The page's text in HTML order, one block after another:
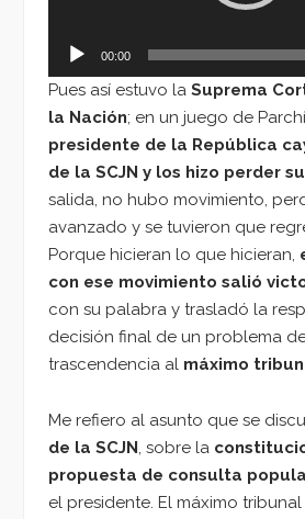
00:00
Pues así estuvo la Suprema
la Nación; en un juego de
presidente de la República
de la SCJN y los hizo perder
salida, no hubo movimiento,
avanzado y se tuvieron que
Porque hicieran lo que hicieran,
con ese movimiento salió
con su palabra y trasladó la
decisión final de un problema
trascendencia al máximo
Me refiero al asunto que se
de la SCJN, sobre la
propuesta de consulta
el presidente. El máximo